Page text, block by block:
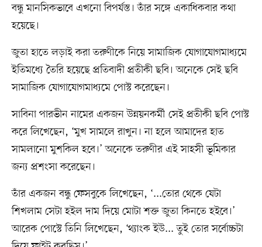
বন্ধু মানসিকভাবে এখনো বিপর্যস্ত। তাঁর সঙ্গে একাধিকবার কথা
হয়েছে।
জুতা হাতে লড়াই করা তরুণীকে নিয়ে সামাজিক যোগাযোগমাধ্যমে
ইতিমধ্যে তৈরি হয়েছে প্রতিবাদী প্রতীকী ছবি। অনেকে সেই ছবি
সামাজিক যোগাযোগমাধ্যমে পোস্ট করেছেন।
সাবিনা পারভীন নামের একজন উন্নয়নকর্মী সেই প্রতীকী ছবি পোস্ট
করে লিখেছেন, ‘মুখ সামলে রাখুন। না হলে আমাদের হাত
সামলানো মুশকিল হবে।’ অনেকে তরুণীর এই সাহসী ভূমিকার
জন্য প্রশংসা করেছেন।
তাঁর একজন বন্ধু ফেসবুকে লিখেছেন, ‘...তোর থেকে যেটা
শিখলাম সেটা হইল দাম দিয়ে মোটা শক্ত জুতা কিনতে হইবে।’
আরেক পোস্টে তিনি লিখেছেন, ‘থ্যাংক ইউ... তুই তোর সর্বোচ্চটা